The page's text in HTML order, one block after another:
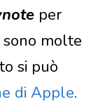
per
sono molte
si può
di Apple.